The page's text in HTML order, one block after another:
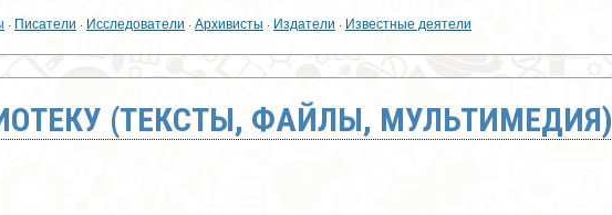
· Писатели · Исследователи ·Архивисты · Издатели · Известные деятели
(ТЕКСТЫ, ФАЙЛЫ, МУЛЬТИМЕДИЯ)